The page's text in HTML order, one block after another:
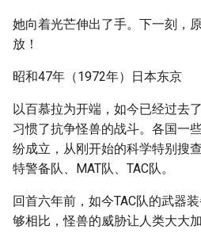
她向着光芒伸出了手。下一刻，
放！
昭和47年（1972年）日本东京
以百慕拉为开端，如今已经过去
习惯了抗争怪兽的战斗。各国一
纷成立，从刚开始的科学特别搜
特警备队、MAT队、TAC队。
回首六年前，如今TAC队的武器
够相比，怪兽的威胁让人类大大